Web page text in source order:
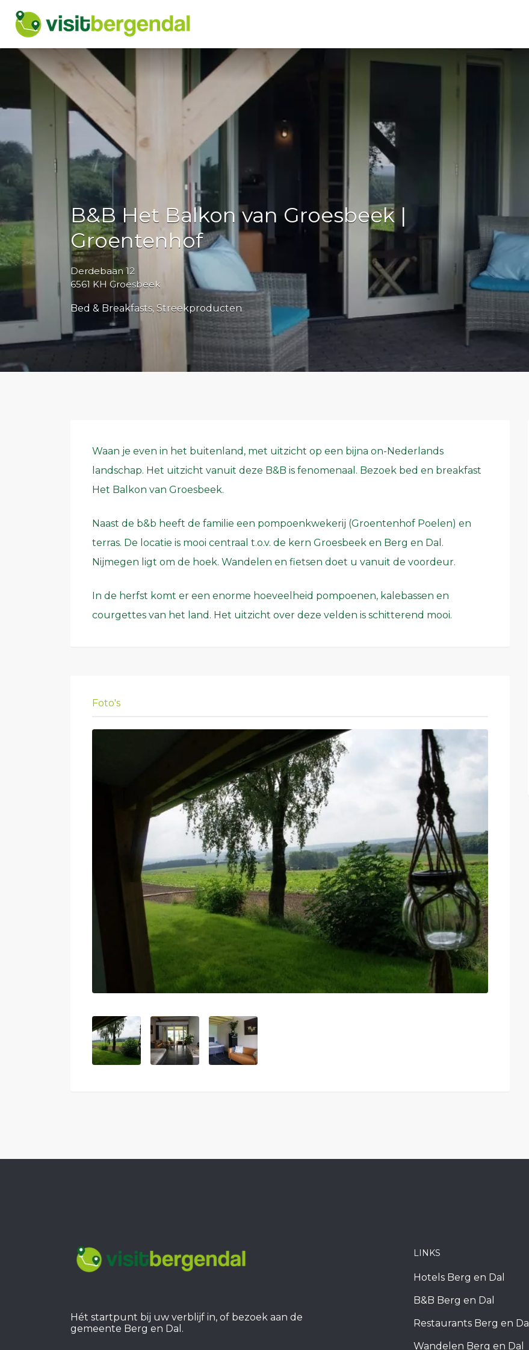
Zoek
naar:
B&B Het Balkon van Groesbeek |
Groentenhof
Derdebaan 12
6561 KH Groesbeek
Bed & Breakfasts Streekproducten
Waan je even in het buitenland, met uitzicht op een bijna on-Nederlands
landschap. Het uitzicht vanuit deze B&B is fenomenaal. Bezoek bed en breakfast
Het Balkon van Groesbeek.
Naast de b&b heeft de familie een pompoenkwekerij (Groentenhof Poelen) en
terras. De locatie is mooi centraal t.o.v. de kern Groesbeek en Berg en Dal.
Nijmegen ligt om de hoek. Wandelen en fietsen doet u vanuit de voordeur.
In de herfst komt er een enorme hoeveelheid pompoenen, kalebassen en
courgettes van het land. Het uitzicht over deze velden is schitterend mooi.
Foto's
Hét startpunt bij uw verblijf in, of bezoek aan de
gemeente Berg en Dal.
LINKS
Hotels Berg en Dal
B&B Berg en Dal
Restaurants Berg en Dal
Wandelen Berg en Dal